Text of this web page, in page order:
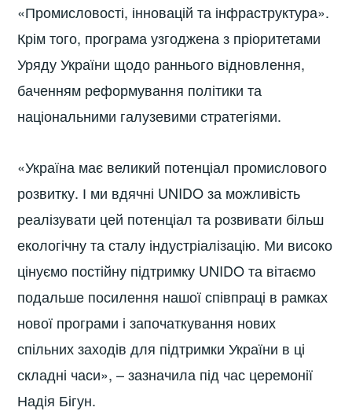
«Промисловості, інновацій та інфраструктура».
Крім того, програма узгоджена з пріоритетами
Уряду України щодо раннього відновлення,
баченням реформування політики та
національними галузевими стратегіями.
«Україна має великий потенціал промислового
розвитку. І ми вдячні UNIDO за можливість
реалізувати цей потенціал та розвивати більш
екологічну та сталу індустріалізацію. Ми високо
цінуємо постійну підтримку UNIDO та вітаємо
подальше посилення нашої співпраці в рамках
нової програми і започаткування нових
спільних заходів для підтримки України в ці
складні часи», – зазначила під час церемонії
Надія Бігун.